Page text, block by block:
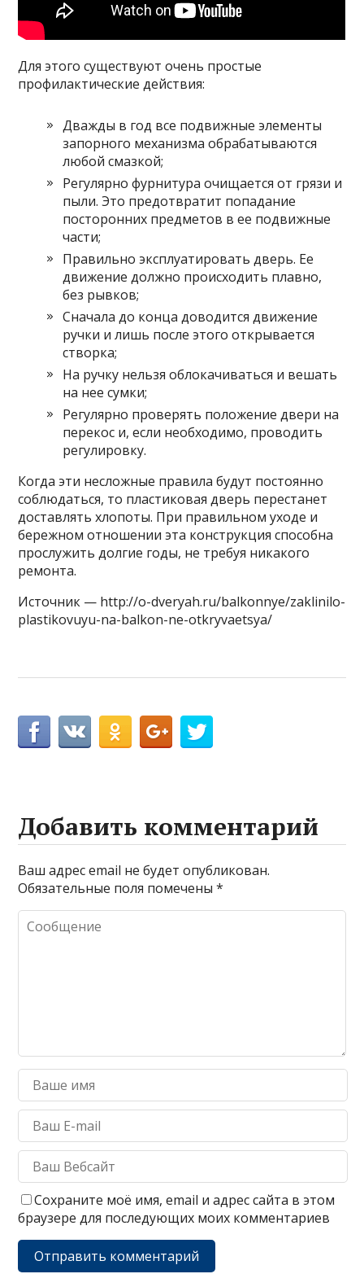
Для этого существуют очень простые
профилактические действия:
Дважды в год все подвижные элементы
запорного механизма обрабатываются
любой смазкой;
Регулярно фурнитура очищается от грязи и
пыли. Это предотвратит попадание
посторонних предметов в ее подвижные
части;
Правильно эксплуатировать дверь. Ее
движение должно происходить плавно,
без рывков;
Сначала до конца доводится движение
ручки и лишь после этого открывается
створка;
На ручку нельзя облокачиваться и вешать
на нее сумки;
Регулярно проверять положение двери на
перекос и, если необходимо, проводить
регулировку.
Когда эти несложные правила будут постоянно
соблюдаться, то пластиковая дверь перестанет
доставлять хлопоты. При правильном уходе и
бережном отношении эта конструкция способна
прослужить долгие годы, не требуя никакого
ремонта.
Источник — http://o-dveryah.ru/balkonnye/zaklinilo-
plastikovuyu-na-balkon-ne-otkryvaetsya/
Добавить комментарий
Ваш адрес email не будет опубликован.
Обязательные поля помечены*
Сохраните моё имя, email и адрес сайта в этом
браузере для последующих моих комментариев